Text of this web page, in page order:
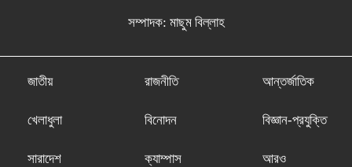
সম্পাদক: মাছুম বিল্লাহ
জাতীয় রাজনীতি আন্তর্জাতিক
খেলাধুলা বিনোদন বিজ্ঞান-প্রযুক্তি
সারাদেশ ক্যাম্পাস আরও